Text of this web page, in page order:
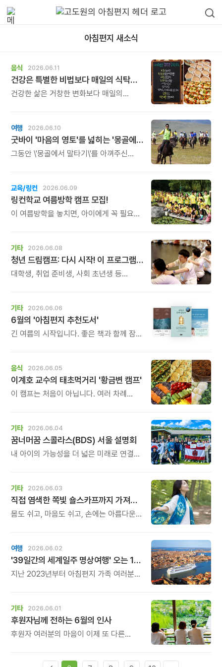
아침편지 새소식
음식 2026.06.11
건강은 특별한 비법보다 매일의 식탁에서 시작됩니다.
건강한 삶은 거창한 변화보다 매일의
생활은 작은 습관에서 시작됩니다.
여행 2026.06.10
굿바이 '마음의 영토'를 넓히는 '몽골에서 말타기!'
그동안 \'몽골에서 말타기\'를 아껴주신
이 특별한 여행이 올해를 마지막으로
마침표를 찍게 되었습니다.
교육/링컨 2026.06.09
링컨학교 여름방학 캠프 모집!
이 여름방학을 놓치면, 아이에게 꼭 필요한
인생에 오래 남을 꿈의 시작을
선물해주세요.
기타 2026.06.08
청년 드림캠프: 다시 시작! 이 프로그램은 아침편지 후원금으로 진행됩니다.
대학생, 취업 준비생, 사회 초년생 등
품고 앞으로 나아가는 시간입니다. 하지만
그 길 위에서 우리는 종종 취업 준비의
어려움, 실패의 경험, 방향을 잃은 듯한
고민을 마주하게 됩니다.
기타 2026.06.06
6월의 '아침편지 추천도서'
긴 여름의 시작입니다. 좋은 책과 함께 잠시
음식 2026.06.05
이계호 교수의 태초먹거리 '황금변 캠프'
이 캠프는 처음이 아닙니다. 여러 차례
분들이 가족과 지인을 다시 추천해
주셨습니다.
기타 2026.06.04
꿈너머꿈 스콜라스(BDS) 서울 설명회
내 아이의 가능성을 더 넓은 미래로 연결해
기타 2026.06.03
직접 염색한 쪽빛 숄스카프까지 가져가세요
몸도 쉬고, 마음도 쉬고, 손에는 아름다운
보세요.
여행 2026.06.02
'39일간의 세계일주 명상여행' 오는 10월에 출발합니다.
지난 2023년부터 아침편지 가족 여러분의
정성껏 여행 경비를 적립하며 이 순간을
기다려온 분들의 간절함이 모여, 이제 지구
한 바퀴를 돌아보는 기적 같은 시간이
눈앞에 다가왔습니다.
기타 2026.06.01
후원자님께 전하는 6월의 인사
후원자 여러분의 마음이 이제 또 다른